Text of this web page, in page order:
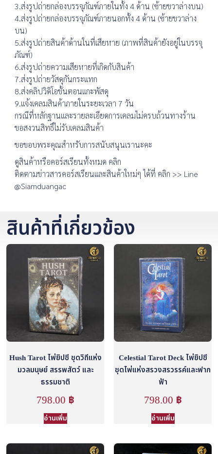
3.ส่งรูปถ่ายกล่องบรรจุภัณฑ์ภายในทั้ง 4 ด้าน (ซ้ายขวาล่างบน)
4.ส่งรูปถ่ายกล่องบรรจุภัณฑ์ภายนอกทั้ง 4 ด้าน (ซ้ายขวาล่าง
บน)
5.ส่งรูปถ่ายสินค้าด้านในที่เสียหาย (ภาพที่สินค้ายังอยู่ในบรรจุ
ภัณฑ์)
6.ส่งรูปถ่ายความเสียหายที่เกิดกับสินค้า
7.ส่งรูปถ่ายวัสดุกันกระแทก
8.ส่งคลิปวิดิโอขั้นตอนแกะพัสดุ
9.แจ้งเคลมสินค้าภายในระยะเวลา 7 วัน
กรณีที่หลักฐานและรายละเอียดการเคลมไม่ครบถ้วนทางร้าน
ขอสงวนสิทธิ์ไม่รับเคลมสินค้า
ขอขอบพระคุณสำหรับการสนับสนุนเรานะคะ
ดูสินค้าหรือคอร์สเรียนทั้งหมด คลิก
ติดตามข่าวสารคอร์สเรียนและสินค้าใหม่ๆ ได้ที่ คลิก >> Line
@Siamduangac
สินค้าที่เกี่ยวข้อง
Hush Tarot ไพ่ยิปซี ชุดวิถีแห่ง
มวลมนุษย์ สรรพสัตว์ และ
ธรรมชาติ
798.00 ฿
อ่านเพิ่ม
Celestial Tarot Deck ไพ่ยิปซี
ชุดไพ่แห่งสรวงสรวรรค์และฟาก
ฟ้า
798.00 ฿
อ่านเพิ่ม